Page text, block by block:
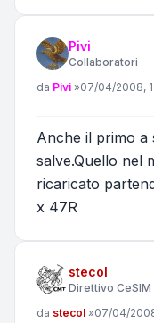
Pivi
Collaboratori
Messaggio
da Pivi »07/04/2008,
Anche il primo a
salve.Quello nel
ricaricato
x 47R
stecol
Direttivo CeSIM
Messaggio
da stecol »07/04/